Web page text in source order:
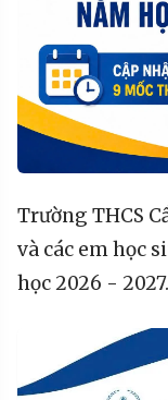
Trường THCS
và các em học
học 2026 - 2027.